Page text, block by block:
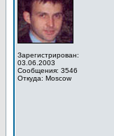
Зарегистрирован:
03.06.2003
Сообщения: 3546
Откуда: Moscow